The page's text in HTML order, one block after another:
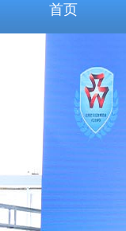
首页